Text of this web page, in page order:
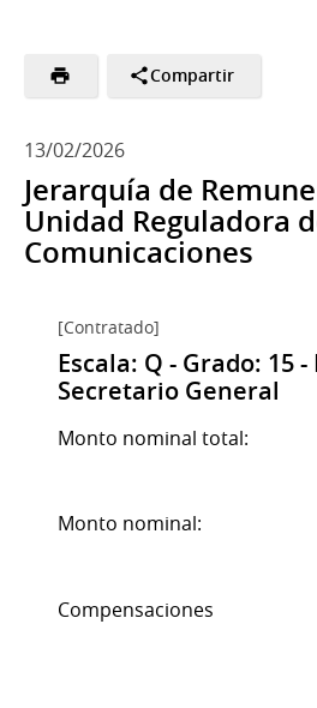
Compartir
13/02/2026
Jerarquía de
Unidad Reguladora
Comunicaciones
[Contratado]
Escala: Q - Grado: 15
Secretario General
Monto nominal total:
Monto nominal:
Compensaciones